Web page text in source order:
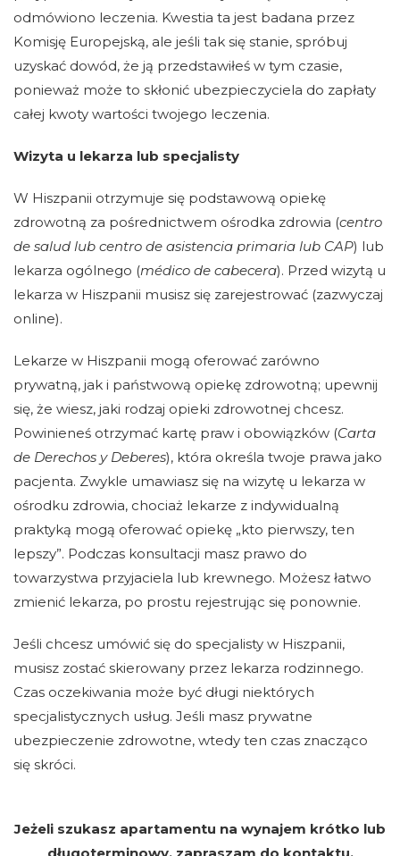
odmówiono leczenia. Kwestia ta jest badana przez
Komisję Europejską, ale jeśli tak się stanie, spróbuj
uzyskać dowód, że ją przedstawiłeś w tym czasie,
ponieważ może to skłonić ubezpieczyciela do zapłaty
całej kwoty wartości twojego leczenia.
Wizyta u lekarza lub specjalisty
W Hiszpanii otrzymuje się podstawową opiekę
zdrowotną za pośrednictwem ośrodka zdrowia (centro
de salud lub centro de asistencia primaria lub CAP) lub
lekarza ogólnego (médico de cabecera). Przed wizytą u
lekarza w Hiszpanii musisz się zarejestrować (zazwyczaj
online).
Lekarze w Hiszpanii mogą oferować zarówno
prywatną, jak i państwową opiekę zdrowotną; upewnij
się, że wiesz, jaki rodzaj opieki zdrowotnej chcesz.
Powinieneś otrzymać kartę praw i obowiązków (Carta
de Derechos y Deberes), która określa twoje prawa jako
pacjenta. Zwykle umawiasz się na wizytę u lekarza w
ośrodku zdrowia, chociaż lekarze z indywidualną
praktyką mogą oferować opiekę „kto pierwszy, ten
lepszy”. Podczas konsultacji masz prawo do
towarzystwa przyjaciela lub krewnego. Możesz łatwo
zmienić lekarza, po prostu rejestrując się ponownie.
Jeśli chcesz umówić się do specjalisty w Hiszpanii,
musisz zostać skierowany przez lekarza rodzinnego.
Czas oczekiwania może być długi niektórych
specjalistycznych usług. Jeśli masz prywatne
ubezpieczenie zdrowotne, wtedy ten czas znacząco
się skróci.
Jeżeli szukasz apartamentu na wynajem krótko lub